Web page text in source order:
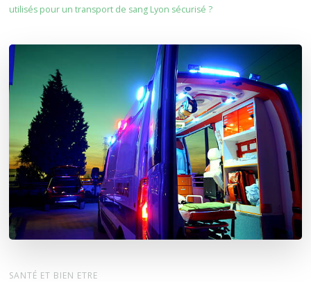
utilisés pour un transport de sang Lyon sécurisé ?
SANTÉ ET BIEN ETRE